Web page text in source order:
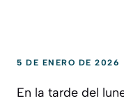
5 DE ENERO DE 2026
En la tarde del